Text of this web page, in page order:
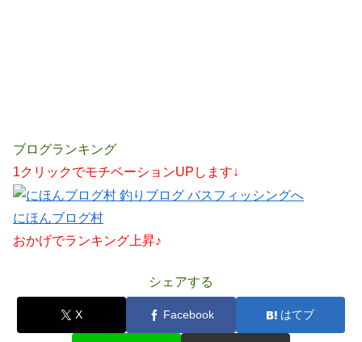
ブログランキング
1クリックでモチベーションUPします↓
にほんブログ村
おかげでランキング上昇♪
シェアする
X Facebook はてブ